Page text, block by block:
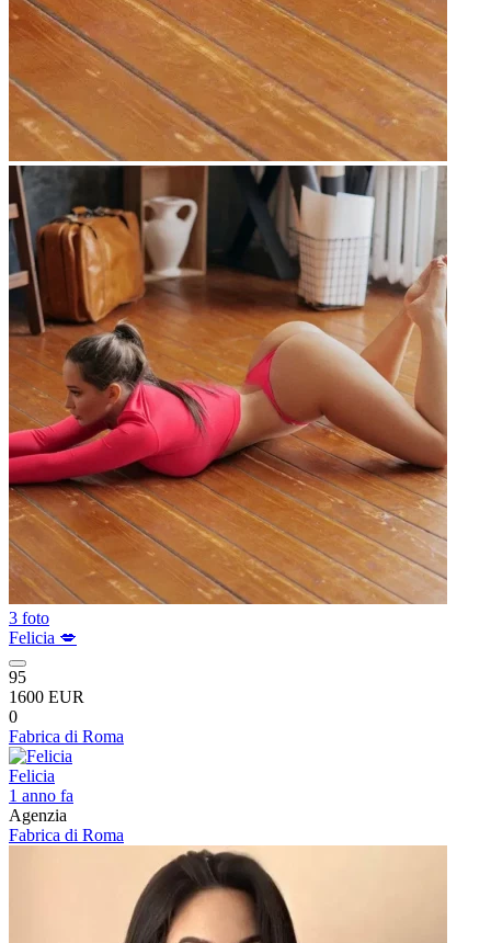
3 foto
Felicia 💋
95
1600 EUR
0
Fabrica di Roma
Felicia
1 anno fa
Agenzia
Fabrica di Roma